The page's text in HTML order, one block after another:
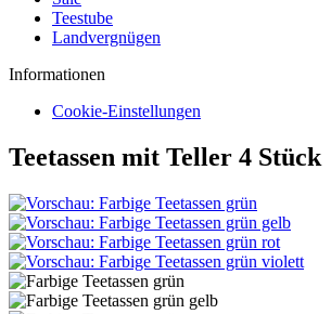
Teestube
Landvergnügen
Informationen
Cookie-Einstellungen
Teetassen mit Teller 4 Stück